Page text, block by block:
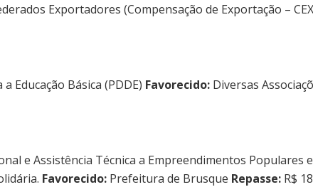
Exportadores (Compensação de Exportação –
Educação Básica (PDDE) Favorecido: Diversas
e Assistência Técnica a Empreendimentos
Favorecido: Prefeitura de Brusque Repasse: R$